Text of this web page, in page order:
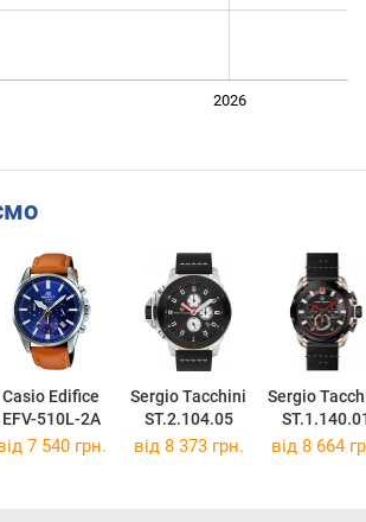
2026
Casio Edifice
EFV-510L-2A
Sergio Tacchini
ST.2.104.05
Sergio
7 540 грн. від 8 373 грн. від 8 664